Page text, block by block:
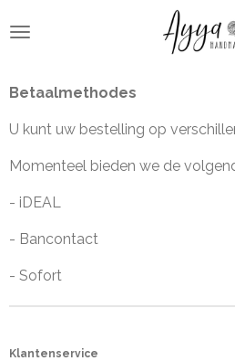
direct
de
Betaalmethodes
U kunt uw bestelling op
Momenteel bieden we de
- iDEAL
- Bancontact
- Sofort
Klantenservice